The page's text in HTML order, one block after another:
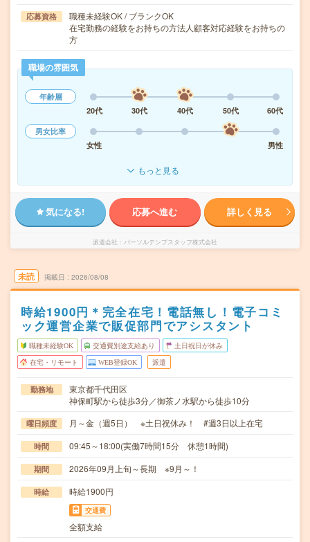
応募資格
職種未経験OK / ブランクOK
在宅勤務の経験をお持ちの方法人顧客対応経験をお持ちの
方
職場の雰囲気
年齢層
20代
30代 40代 50代
60代
男女比率
女性
男性
もっと見る
気になる! 応募へ進む 詳しく見る
派遣会社 パーソルテンプスタッフ株式会社
未読 掲載日 2026/08/08
時給1900円＊完全在宅！電話無し！電子コミ
ック運営企業で販促部門でアシスタント
職種未経験OK 交通費別途支給あり 土日祝日が休み
在宅・リモート WEB登録OK 派遣
勤務地
東京都千代田区
神保町駅から徒歩3分／御茶ノ水駅から徒歩10分
曜日頻度 月～金（週5日） ※土日祝休み！ #週3日以上在宅
時間 09:45～18:00(実働7時間15分 休憩1時間)
期間 2026年09月上旬～長期 ※9月～！
時給 時給1900円
交通費
全額支給